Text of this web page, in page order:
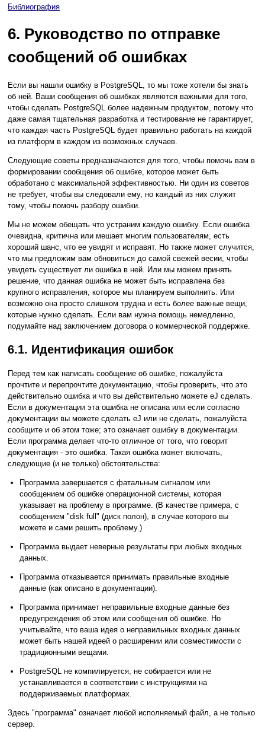
Библиография
6. Руководство по отправке
сообщений об ошибках
Если вы нашли ошибку в PostgreSQL
, то мы тоже хотели бы знать
об ней. Ваши сообщения об ошибках являются важными для того,
чтобы сделать PostgreSQL
более надежным продуктом, потому что
даже самая тщательная разработка и тестирование не гарантирует,
что каждая часть PostgreSQL
будет правильно работать на каждой
из платформ в каждом из возможных случаев.
Следующие советы предназначаются для того, чтобы помочь вам в
формировании сообщения об ошибке, которое может быть
обработано с максимальной эффективностью. Ни один из советов
не требует, чтобы вы следовали ему, но каждый из них служит
тому, чтобы помочь разбору ошибки.
Мы не можем обещать что устраним каждую ошибку. Если ошибка
очевидна, критична или мешает многим пользователям, есть
хороший шанс, что ее увидят и исправят. Но также может случится,
что мы предложим вам обновиться до самой свежей весии, чтобы
увидеть существует ли ошибка в ней. Или мы можем принять
решение, что данная ошибка не может быть исправлена без
крупного исправления, которое мы планируем выполнить. Или
возможно она просто слишком трудна и есть более важные вещи,
которые нужно сделать. Если вам нужна помощь немедленно,
подумайте над заключением договора о коммерческой поддержке.
6.1. Идентификация ошибок
Перед тем как написать сообщение об ошибке, пожалуйста
прочтите и перепрочтите документацию, чтобы проверить, что это
действительно ошибка и что вы действительно можете еЈ сделать.
Если в документации эта ошибка не описана или если согласно
документации вы можете сделать еЈ или не сделать, пожалуйста
сообщите и об этом тоже; это означает ошибку в документации.
Если программа делает что-то отличное от того, что говорит
документация - это ошибка. Такая ошибка может включать,
следующие (и не только) обстоятельства:
Программа завершается с фатальным сигналом или
сообщением об ошибке операционной системы, которая
указывает на проблему в программе. (В качестве примера, с
сообщением "disk full" (диск полон), в случае которого вы
можете и сами решить проблему.)
Программа выдает неверные результаты при любых входных
данных.
Программа отказывается принимать правильные входные
данные (как описано в документации).
Программа принимает неправильные входные данные без
предупреждения об этом или сообщения об ошибке. Но
учитывайте, что ваша идея о неправильных входных данных
может быть нашей идеей о расширении или совместимости с
традиционными вещами.
PostgreSQL не компилируется, не собирается или не
устанавливается в соответствии с инструкциями на
поддерживаемых платформах.
Здесь "программа" означает любой исполняемый файл, а не только
сервер.